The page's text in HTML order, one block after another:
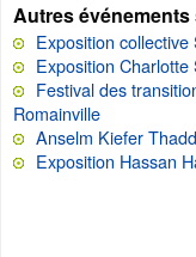
Autres
Exposition collective
Exposition Charlotte
Festival des
Romainville
Anselm Kiefer
Exposition Hassan